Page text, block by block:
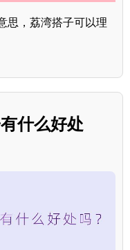
思，荔湾搭子可以理
什么好处